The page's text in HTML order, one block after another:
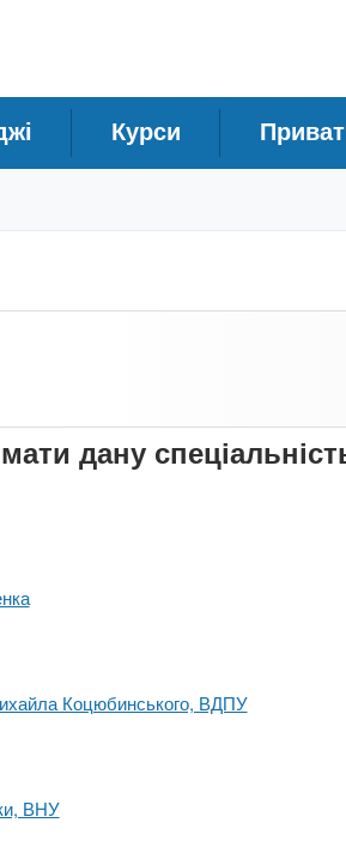
Курси
дану
Коцюбинського, ВДПУ
ВНУ